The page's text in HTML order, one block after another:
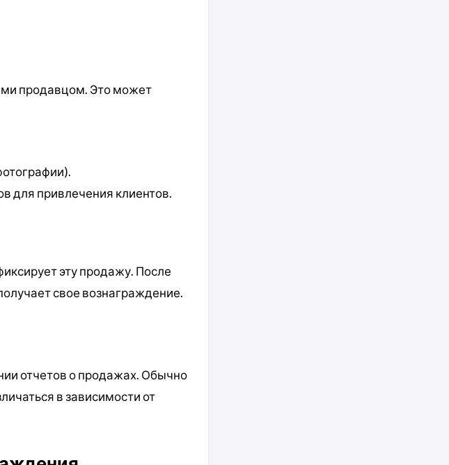
продавцом. Это может
для привлечения клиентов.
эту продажу. После
свое вознаграждение.
отчетов о продажах. Обычно
в зависимости от